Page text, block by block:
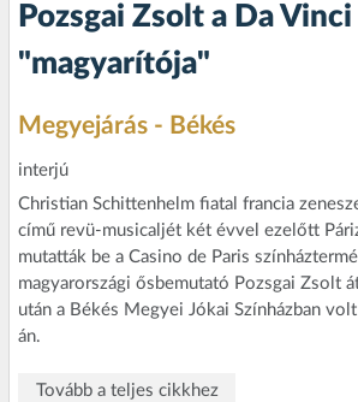
Pozsgai Zsolt a Da Vinci
"magyarítója"
Megyejárás - Békés
interjú
Christian Schittenhelm fiatal francia
című revü-musicaljét két évvel ezelőtt
mutatták be a Casino de Paris
magyarországi ősbemutató Pozsgai Zsolt
után a Békés Megyei Jókai Színházban
án.
Tovább a teljes cikkhez